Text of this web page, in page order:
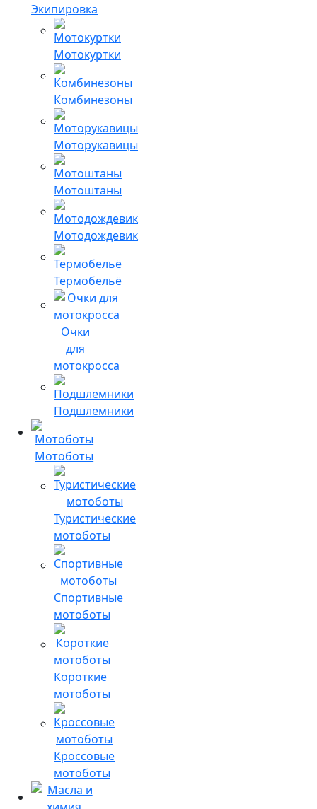
Экипировка
Мотокуртки
Комбинезоны
Моторукавицы
Мотоштаны
Мотодождевик
Термобельё
Очки
для
мотокросса
Подшлемники
Мотоботы
Туристические
мотоботы
Спортивные
мотоботы
Короткие
мотоботы
Кроссовые
мотоботы